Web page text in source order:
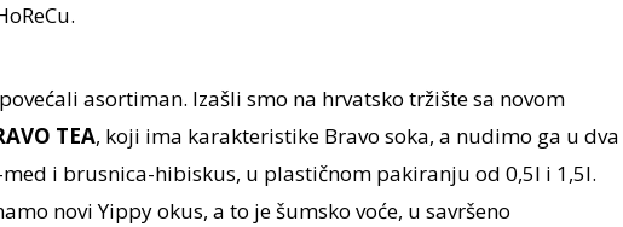
asortiman. Izašli smo na hrvatsko tržište sa novom
TEA, koji ima karakteristike Bravo soka, a nudimo ga u dva
med i brusnica-hibiskus, u plastičnom pakiranju od 0,5l i 1,5l.
novi Yippy okus, a to je šumsko voće, u savršeno